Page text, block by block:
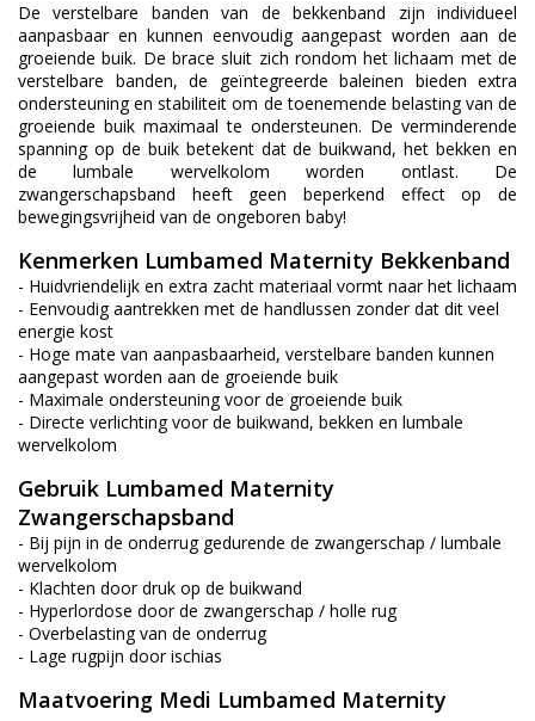
De verstelbare banden van de bekkenband zijn individueel
aanpasbaar en kunnen eenvoudig aangepast worden aan de
groeiende buik. De brace sluit zich rondom het lichaam met de
verstelbare banden, de geïntegreerde baleinen bieden extra
ondersteuning en stabiliteit om de toenemende belasting van de
groeiende buik maximaal te ondersteunen. De verminderende
spanning op de buik betekent dat de buikwand, het bekken en
de lumbale wervelkolom worden ontlast. De
zwangerschapsband heeft geen beperkend effect op de
bewegingsvrijheid van de ongeboren baby!
Kenmerken Lumbamed Maternity Bekkenband
- Huidvriendelijk en extra zacht materiaal vormt naar het lichaam
- Eenvoudig aantrekken met de handlussen zonder dat dit veel
energie kost
- Hoge mate van aanpasbaarheid, verstelbare banden kunnen
aangepast worden aan de groeiende buik
- Maximale ondersteuning voor de groeiende buik
- Directe verlichting voor de buikwand, bekken en lumbale
wervelkolom
Gebruik Lumbamed Maternity
Zwangerschapsband
- Bij pijn in de onderrug gedurende de zwangerschap / lumbale
wervelkolom
- Klachten door druk op de buikwand
- Hyperlordose door de zwangerschap / holle rug
- Overbelasting van de onderrug
- Lage rugpijn door ischias
Maatvoering Medi Lumbamed Maternity